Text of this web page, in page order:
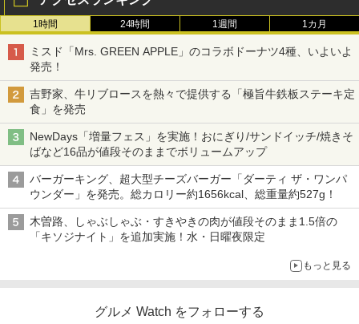
1時間 24時間 1週間 1カ月
ミスド「Mrs. GREEN APPLE」のコラボドーナツ4種、いよいよ
発売！
吉野家、牛リブロースを熱々で提供する「極旨牛鉄板ステーキ定
食」を発売
NewDays「増量フェス」を実施！おにぎり/サンドイッチ/焼きそ
ばなど16品が値段そのままでボリュームアップ
バーガーキング、超大型チーズバーガー「ダーティ ザ・ワンパ
ウンダー」を発売。総カロリー約1656kcal、総重量約527g！
木曽路、しゃぶしゃぶ・すきやきの肉が値段そのまま1.5倍の
「キソジナイト」を追加実施！水・日曜夜限定
もっと見る
グルメ Watch をフォローする